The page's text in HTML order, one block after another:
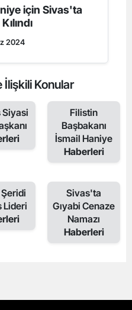
için Sivas'ta
2024
İlişkili Konular
Siyasi
Filistin
Başbakanı
İsmail Haniye
Haberleri
Lideri
Sivas'ta
Gıyabi Cenaze
Namazı
Haberleri